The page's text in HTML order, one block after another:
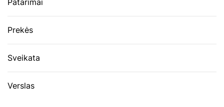
Prekės
Sveikata
Verslas